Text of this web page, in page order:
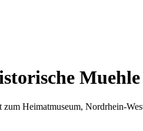
Muehle
Heimatmuseum, Nordrhein-